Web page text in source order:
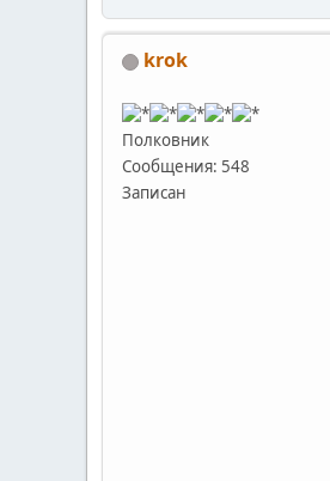
krok
Полковник
Сообщения: 548
Записан